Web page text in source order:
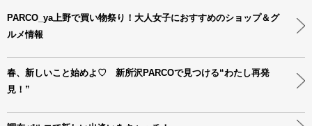
PARCO_ya上野で買い物祭り！大人女子におすすめのショップ＆グ
ルメ情報
春、新しいこと始めよ♡ 新所沢PARCOで見つける“わたし再発
見！”